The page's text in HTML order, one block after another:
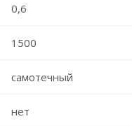
0,6
1500
самотечный
нет